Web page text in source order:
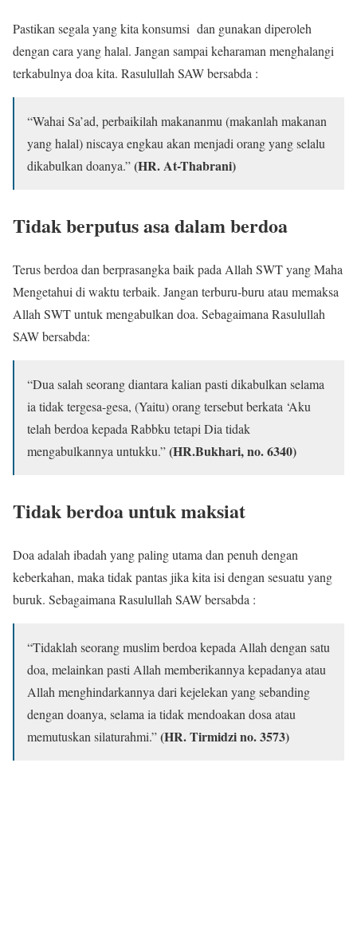
Pastikan segala yang kita konsumsi dan gunakan diperoleh
dengan cara yang halal. Jangan sampai keharaman menghalangi
terkabulnya doa kita. Rasulullah SAW bersabda :
“Wahai Sa’ad, perbaikilah makananmu (makanlah makanan
yang halal) niscaya engkau akan menjadi orang yang selalu
dikabulkan doanya.”(HR. At-Thabrani)
Tidak berputus asa dalam berdoa
Terus berdoa dan berprasangka baik pada Allah SWT yang Maha
Mengetahui di waktu terbaik. Jangan terburu-buru atau memaksa
Allah SWT untuk mengabulkan doa. Sebagaimana Rasulullah
SAW bersabda:
“Dua salah seorang diantara kalian pasti dikabulkan selama
ia tidak tergesa-gesa, (Yaitu) orang tersebut berkata ‘Aku
telah berdoa kepada Rabbku tetapi Dia tidak
mengabulkannya untukku.”(HR.Bukhari, no. 6340)
Tidak berdoa untuk maksiat
Doa adalah ibadah yang paling utama dan penuh dengan
keberkahan, maka tidak pantas jika kita isi dengan sesuatu yang
buruk. Sebagaimana Rasulullah SAW bersabda :
“Tidaklah seorang muslim berdoa kepada Allah dengan satu
doa, melainkan pasti Allah memberikannya kepadanya atau
Allah menghindarkannya dari kejelekan yang sebanding
dengan doanya, selama ia tidak mendoakan dosa atau
memutuskan silaturahmi.”(HR. Tirmidzi no. 3573)